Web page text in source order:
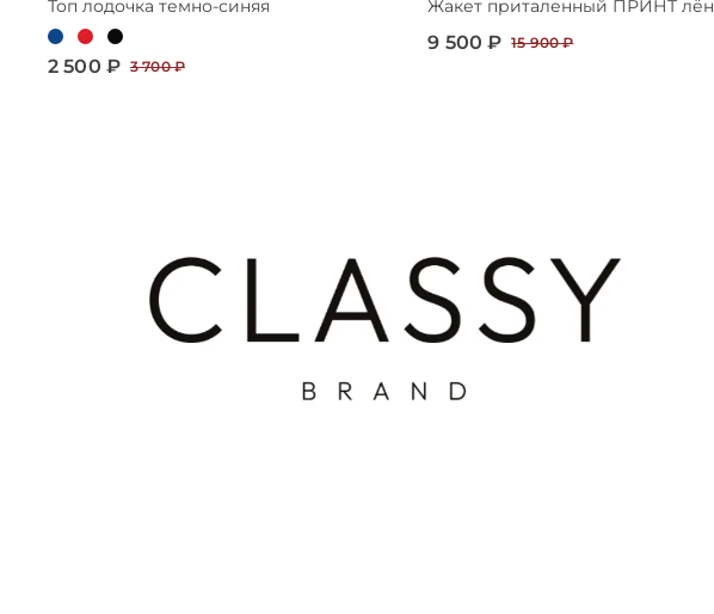
Топ лодочка темно-синяя
2 500 ₽ 3 700 ₽
Жакет приталенный ПРИНТ лён
9 500 ₽ 15 900 ₽